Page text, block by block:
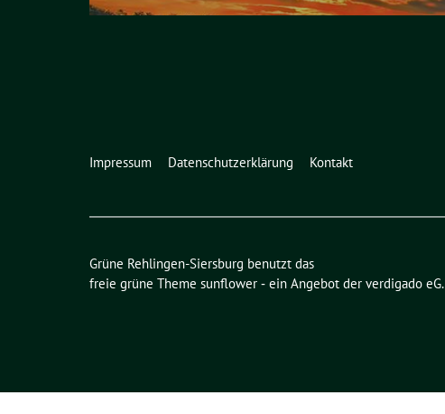
Impressum Datenschutzerklärung Kontakt
Grüne Rehlingen-Siersburg benutzt das
freie grüne Theme sunflower ‐ ein Angebot der verdigado eG.